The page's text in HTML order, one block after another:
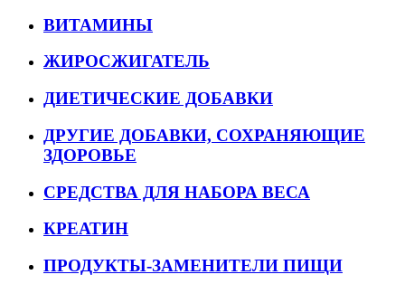
ВИТАМИНЫ
ЖИРОСЖИГАТЕЛЬ
ДИЕТИЧЕСКИЕ ДОБАВКИ
ДРУГИЕ ДОБАВКИ, СОХРАНЯЮЩИЕ
ЗДОРОВЬЕ
СРЕДСТВА ДЛЯ НАБОРА ВЕСА
КРЕАТИН
ПРОДУКТЫ-ЗАМЕНИТЕЛИ ПИЩИ